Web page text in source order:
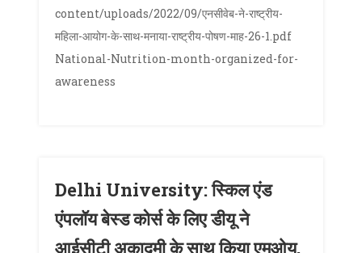
content/uploads/2022/09/एनसीवेब-ने-राष्ट्रीय-
महिला-आयोग-के-साथ-मनाया-राष्ट्रीय-पोषण-माह-26-1.pdf
National-Nutrition-month-organized-for-
awareness
Delhi University: स्किल एंड
एंपलॉय बेस्ड कोर्स के लिए डीयू ने
आईसीटी अकादमी के साथ किया एमओयू,